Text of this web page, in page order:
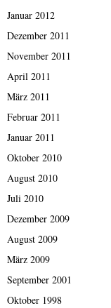
Januar 2012
Dezember 2011
November 2011
April 2011
März 2011
Februar 2011
Januar 2011
Oktober 2010
August 2010
Juli 2010
Dezember 2009
August 2009
März 2009
September 2001
Oktober 1998